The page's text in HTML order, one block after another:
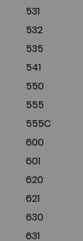
531
532
535
541
550
555
555C
600
601
620
621
630
631